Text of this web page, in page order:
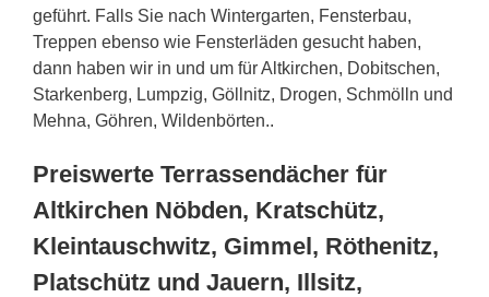
geführt. Falls Sie nach Wintergarten, Fensterbau,
Treppen ebenso wie Fensterläden gesucht haben,
dann haben wir in und um für Altkirchen, Dobitschen,
Starkenberg, Lumpzig, Göllnitz, Drogen, Schmölln und
Mehna, Göhren, Wildenbörten..
Preiswerte Terrassendächer für
Altkirchen Nöbden, Kratschütz,
Kleintauschwitz, Gimmel, Röthenitz,
Platschütz und Jauern, Illsitz,